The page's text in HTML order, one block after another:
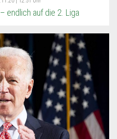
endlich auf die 2. Liga